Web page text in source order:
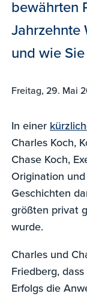
bewährten
Jahrzehnte
und wie
Freitag, 29. Mai
In einer
Charles Koch,
Chase Koch,
Origination
Geschichten
größten privat
wurde.
Charles und
Friedberg,
Erfolgs die